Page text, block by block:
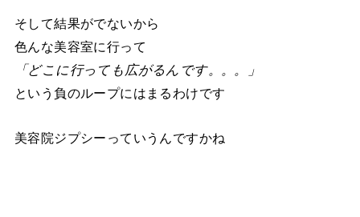
そして結果がでないから
色んな美容室に行って
「どこに行っても広がるんです。。。」
という負のループにはまるわけです
美容院ジプシーっていうんですかね